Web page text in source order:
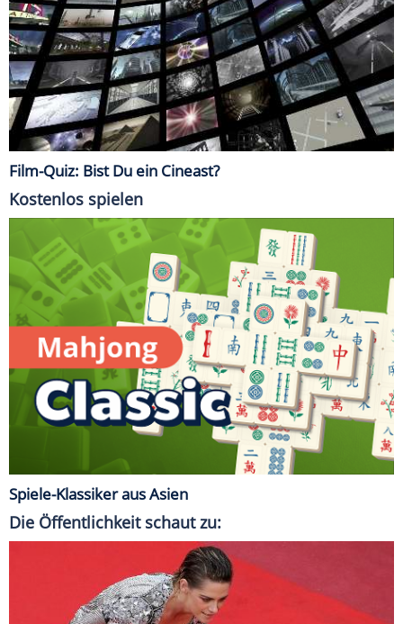
Film-Quiz: Bist Du ein Cineast?
Kostenlos spielen
Spiele-Klassiker aus Asien
Die Öffentlichkeit schaut zu: